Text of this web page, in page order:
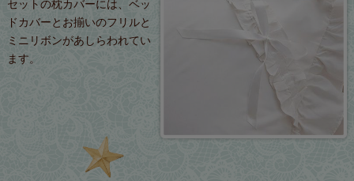
セットの枕カバーには、ベッ
ドカバーとお揃いのフリルと
ミニリボンがあしらわれてい
ます。